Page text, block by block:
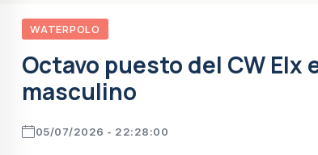
WATERPOLO
Octavo puesto del CW Elx
masculino
05/07/2026 - 22:28:00